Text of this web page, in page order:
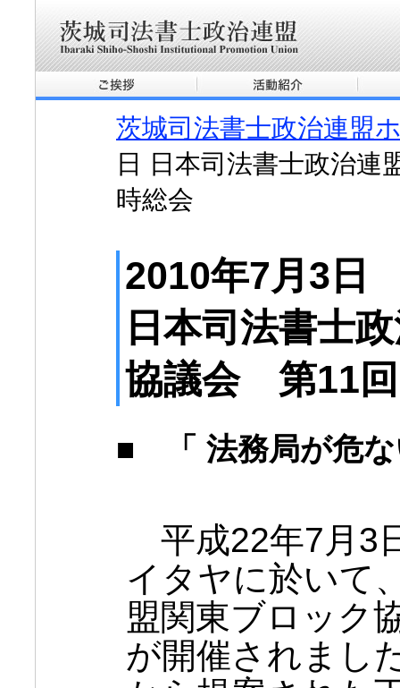
茨城司法書士政治連盟
日 日本司法書士政治連
時総会
2010年7月3日
日本司法書士
協議会 第11
■ 「 法務局が危な
平成22年7月3
イタヤに於いて
盟関東ブロック
が開催されまし